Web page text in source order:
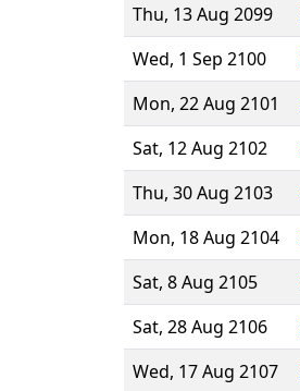
Thu, 13 Aug 2099
Wed, 1 Sep 2100
Mon, 22 Aug 2101
Sat, 12 Aug 2102
Thu, 30 Aug 2103
Mon, 18 Aug 2104
Sat, 8 Aug 2105
Sat, 28 Aug 2106
Wed, 17 Aug 2107